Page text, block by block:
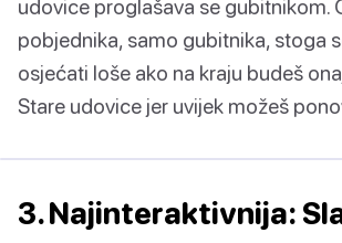
udovice proglašava se gubitnikom.
pobjednika, samo gubitnika, stoga
osjećati loše ako na kraju budeš
Stare udovice jer uvijek možeš
3. Najinteraktivnija: